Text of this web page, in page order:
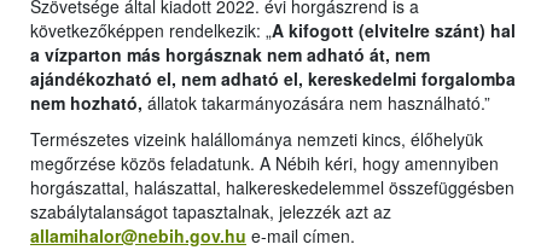
Szövetsége által kiadott 2022. évi horgászrend is a
következőképpen rendelkezik: „A kifogott (elvitelre szánt) hal
a vízparton más horgásznak nem adható át, nem
ajándékozható el, nem adható el, kereskedelmi forgalomba
nem hozható, állatok takarmányozására nem használható.”
Természetes vizeink halállománya nemzeti kincs, élőhelyük
megőrzése közös feladatunk. A Nébih kéri, hogy amennyiben
horgászattal, halászattal, halkereskedelemmel összefüggésben
szabálytalanságot tapasztalnak, jelezzék azt az
allamihalor@nebih.gov.hu e-mail címen.